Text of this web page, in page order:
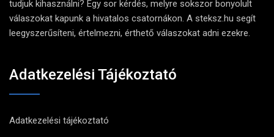
tudjuk kihasználni? Egy sor kérdés, melyre sokszor bonyolult
válaszokat kapunk a hivatalos csatornákon. A steksz.hu segít
leegyszerűsíteni, értelmezni, érthető válaszokat adni ezekre.
Adatkezelési Tájékoztató
Adatkezelési tájékoztató